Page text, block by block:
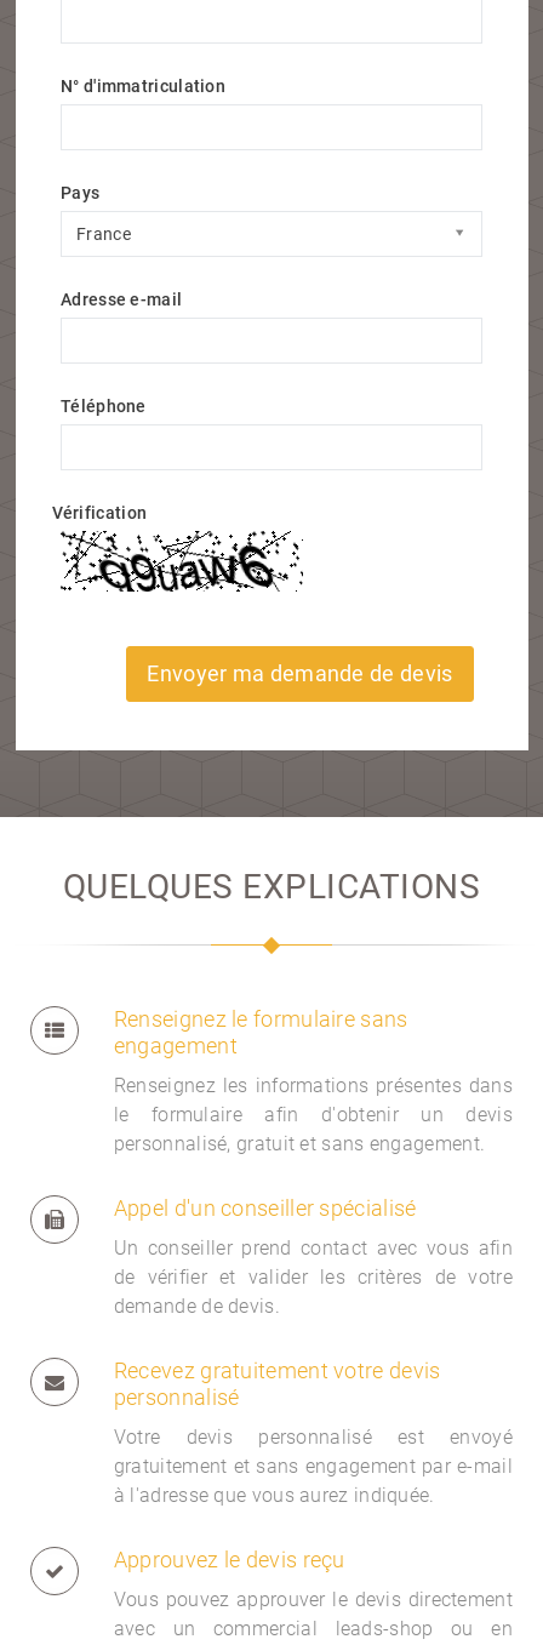
N° d'immatriculation
Pays
France
Pays
Adresse e-mail
Téléphone
Vérification
Envoyer ma demande de devis
QUELQUES EXPLICATIONS
Renseignez le formulaire sans
engagement
Renseignez les informations présentes dans
le formulaire afin d'obtenir un devis
personnalisé, gratuit et sans engagement.
Appel d'un conseiller spécialisé
Un conseiller prend contact avec vous afin
de vérifier et valider les critères de votre
demande de devis.
Recevez gratuitement votre devis
personnalisé
Votre devis personnalisé est envoyé
gratuitement et sans engagement par e-mail
à l'adresse que vous aurez indiquée.
Approuvez le devis reçu
Vous pouvez approuver le devis directement
avec un commercial leads-shop ou en